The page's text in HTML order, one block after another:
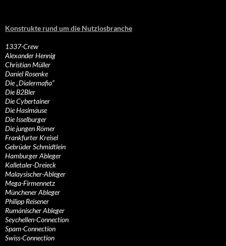
Konstrukte rund um die Nutzlosbranche
1337-Crew
Alexander Hennig
Christian Müller
Daniel Rosenke
Die „Dialermafia“
Die B2Bler
Die Cybertainer
Die Hasimäuse
Die Isselburger
Die jungen Römer
Frankfurter Kreisel
Gebrüder Schmidtlein
Hamburger Ableger
Kalletaler-Dreieck
Malaysischer-Ableger
Mega-Firmennetz
Münchener Ableger
Philipp Reisener
Rumänischer Ableger
Seychellen-Connection
Spam-Connection
Swiss-Connection